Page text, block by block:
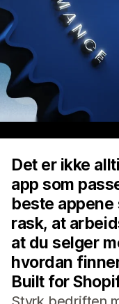
Det er ikke
app som
beste
rask, at
at du selger
hvordan
Built for